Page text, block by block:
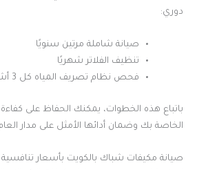
دوري:
صيانة شاملة مرتين سنويًا
تنظيف الفلاتر شهريًا
فحص نظام تصريف المياه كل 3 أشهر
باتباع هذه الخطوات، يمكنك الحفاظ على
الخاصة بك وضمان أدائها الأمثل على مدار
صيانة مكيفات شباك بالكويت بأسعار تنافسية